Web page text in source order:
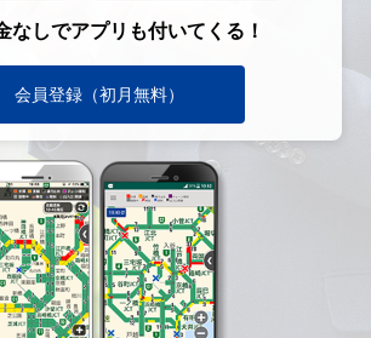
なしでアプリも付いてくる！
会員登録（初月無料）